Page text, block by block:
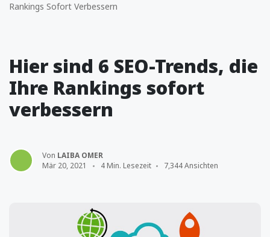
Rankings Sofort Verbessern
Hier sind 6 SEO-Trends, die
Ihre Rankings sofort
verbessern
Von LAIBA OMER
Mär 20, 2021
4 Min. Lesezeit 7,344 Ansichten